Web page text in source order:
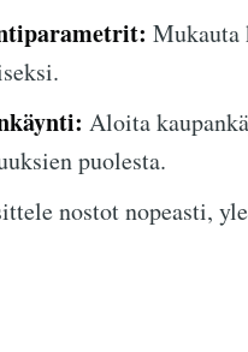
Mukauta
Aloita
puolesta.
nostot nopeasti,